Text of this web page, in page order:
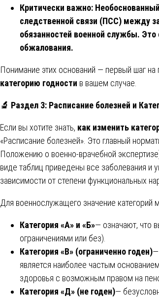
Критически важно:
следственной связи (ПСС) между
обязанностей военной службы.
обжалования.
Понимание этих оснований — первый шаг на
категорию годности в вашем случае.
🔬 Раздел 3: Расписание болезней и
Если вы хотите знать, как изменить
«Расписание болезней». Это главный
Положению о военно-врачебной
виде таблиц приведены все заболевания и
зависимости от степени функциональных
Для военнослужащего значение категорий
Категория «А» и «Б»— означают, что
ограничениями или без).
Категория «В» (ограниченно годен)—
является наиболее частым
здоровья с возможным правом на
Категория «Д» (не годен)—